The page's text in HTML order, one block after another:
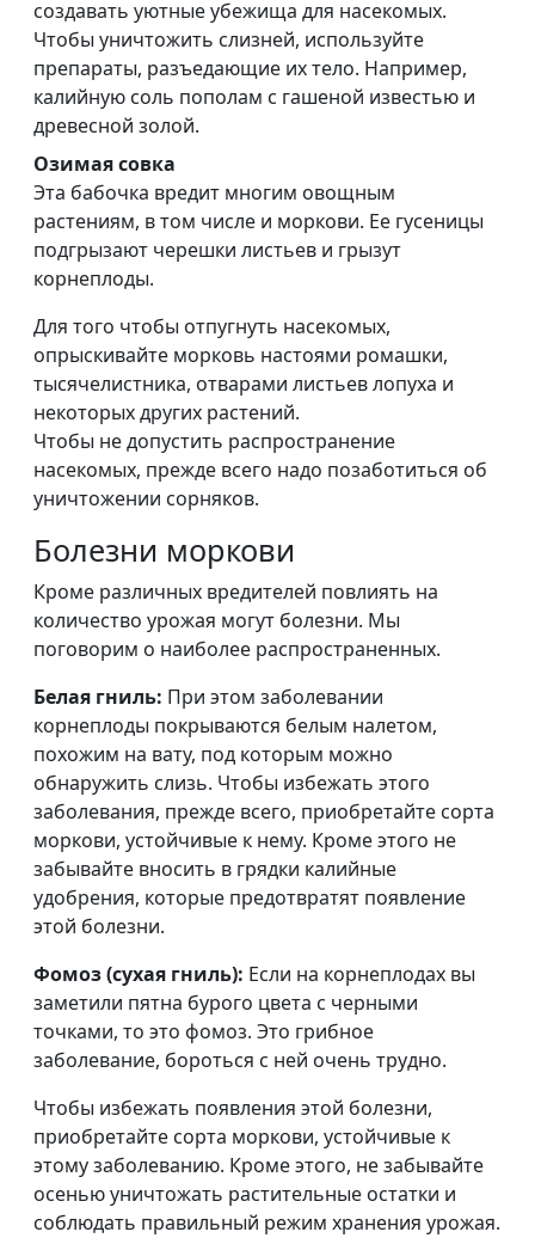
создавать уютные убежища для насекомых.
Чтобы уничтожить слизней, используйте
препараты, разъедающие их тело. Например,
калийную соль пополам с гашеной известью и
древесной золой.
Озимая совка
Эта бабочка вредит многим овощным
растениям, в том числе и моркови. Ее гусеницы
подгрызают черешки листьев и грызут
корнеплоды.
Для того чтобы отпугнуть насекомых,
опрыскивайте морковь настоями ромашки,
тысячелистника, отварами листьев лопуха и
некоторых других растений.
Чтобы не допустить распространение
насекомых, прежде всего надо позаботиться об
уничтожении сорняков.
Болезни моркови
Кроме различных вредителей повлиять на
количество урожая могут болезни. Мы
поговорим о наиболее распространенных.
Белая гниль: При этом заболевании
корнеплоды покрываются белым налетом,
похожим на вату, под которым можно
обнаружить слизь. Чтобы избежать этого
заболевания, прежде всего, приобретайте сорта
моркови, устойчивые к нему. Кроме этого не
забывайте вносить в грядки калийные
удобрения, которые предотвратят появление
этой болезни.
Фомоз (сухая гниль): Если на корнеплодах вы
заметили пятна бурого цвета с черными
точками, то это фомоз. Это грибное
заболевание, бороться с ней очень трудно.
Чтобы избежать появления этой болезни,
приобретайте сорта моркови, устойчивые к
этому заболеванию. Кроме этого, не забывайте
осенью уничтожать растительные остатки и
соблюдать правильный режим хранения урожая.